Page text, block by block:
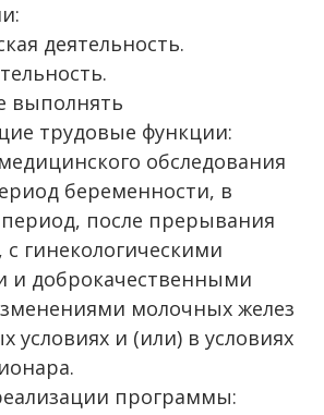
деятельность.
выполнять
трудовые функции:
обследования
беременности, в
после прерывания
гинекологическими
и доброкачественными
молочных желез
условиях и (или) в условиях
программы: